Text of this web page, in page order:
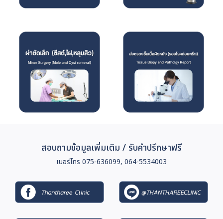
สอบถามข้อมูลเพิ่มเติม / รับคำปรึกษาฟรี
เบอร์โทร 075-636099, 064-5534003